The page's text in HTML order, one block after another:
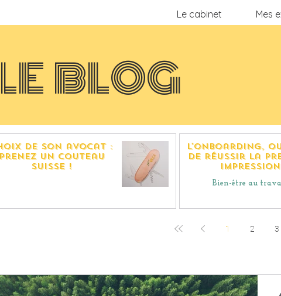
Le cabinet Mes
BLOG
de son avocat :
prenez Un couteau
suisse !
L'onboarding,
de réussir la
impression
Bien-être au
1 2 3